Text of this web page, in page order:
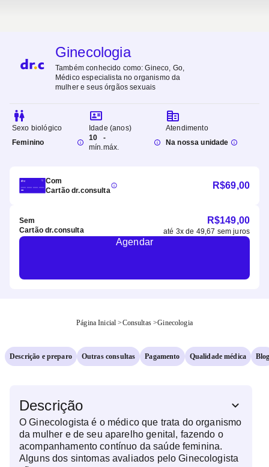
Ginecologia
Também conhecido como:Gineco, Go,
Médico especialista no organismo da
mulher e seus órgãos sexuais
Sexo biológico
Feminino
Idade (anos)
10
mín.
-
máx.
Atendimento
Na nossa unidade
Com
Cartão dr.consulta
R$69,00
Sem
Cartão dr.consulta
R$149,00
até 3x de 49,67 sem juros
Agendar
Página Inicial >Consultas >Ginecologia
Descrição e preparo Outras consultas Pagamento Qualidade médica
Descrição
O Ginecologista é o médico que trata do organismo
da mulher e de seu aparelho genital, fazendo o
acompanhamento contínuo da saúde feminina.
Alguns dos sintomas avaliados pelo Ginecologista